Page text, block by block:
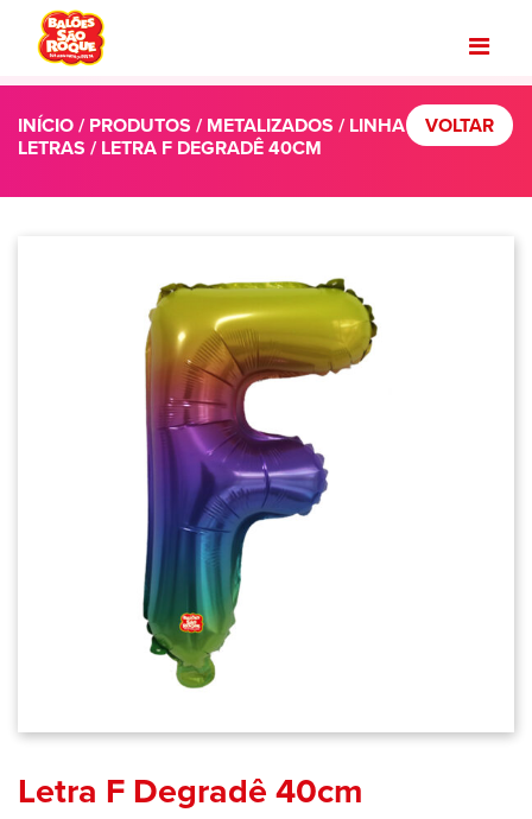
INÍCIO/PRODUTOS / METALIZADOS / LINHA
LETRAS / LETRA F DEGRADÊ 40CM
VOLTAR
Letra F Degradê 40cm